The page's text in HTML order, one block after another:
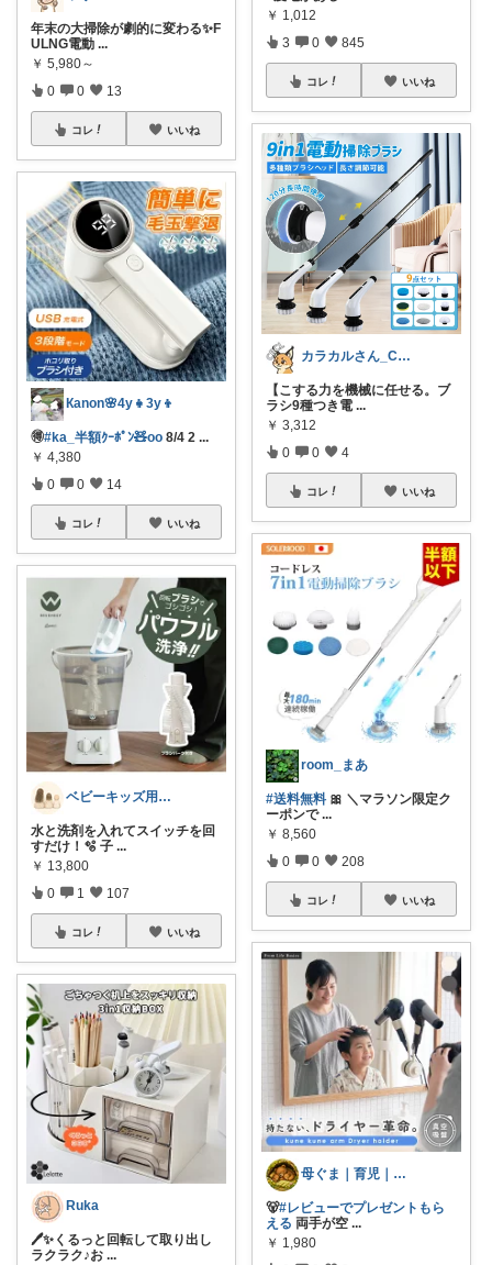
年末の大掃除が劇的に変わる✨F
ULNG電動 ...
￥ 5,980～
0 0 13
コレ いいね
Кanon🌸4y👧3y👦
🉐#ka_半額ｸｰﾎﾟﾝ🧸oo 8/4 2 ...
￥ 4,380
0 0 14
コレ いいね
ベビーキッズ用品⭐︎日用品
水と洗剤を入れてスイッチを回
すだけ！🫧 子 ...
￥ 13,800
0 1 107
コレ いいね
Ruka
🖊️✨くるっと回転して取り出し
ラクラク♪お ...
￥ 1,012
3 0 845
コレ いいね
カラカルさん_CRCL😺朝コレ4時
【こする力を機械に任せる。ブ
ラシ9種つき電 ...
￥ 3,312
0 0 4
コレ いいね
room_まあ
#送料無料 🎀 ＼マラソン限定ク
ーポンで ...
￥ 8,560
0 0 208
コレ いいね
母ぐま｜育児｜シンプルライフ｜朝コレ
🐻#レビューでプレゼントもら
える 両手が空 ...
￥ 1,980